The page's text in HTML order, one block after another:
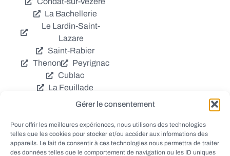
Gérer le consentement
Pour offrir les meilleures expériences, nous utilisons des technologies
telles que les cookies pour stocker et/ou accéder aux informations des
appareils. Le fait de consentir à ces technologies nous permettra de traiter
des données telles que le comportement de navigation ou les ID uniques
La Bachellerie
Le Lardin-Saint-
Lazare
Saint-Rabier
Thenon
Peyrignac
Cublac
La Feuillade
Chavagnac
Coly
Grèzes
Aubas
Villac
Azerat
Ladornac